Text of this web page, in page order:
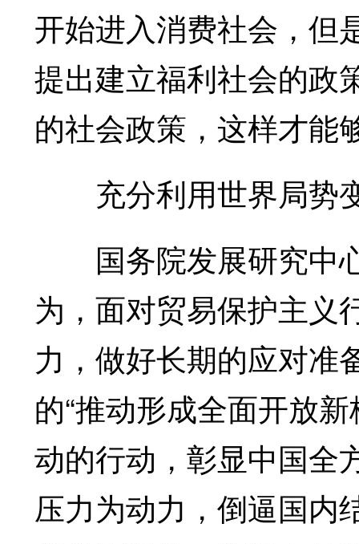
开始进入消费社会，但
提出建立福利社会的政
的社会政策，这样才能
充分利用世界局势
国务院发展研究中
为，面对贸易保护主义
力，做好长期的应对准
的“推动形成全面开放
动的行动，彰显中国全
压力为动力，倒逼国内